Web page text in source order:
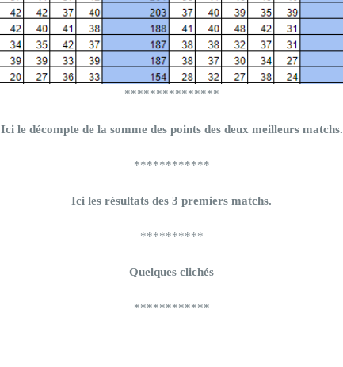
***************
Ici le décompte de la somme des points des deux meilleurs matchs.
************
Ici les résultats des 3 premiers matchs.
**********
Quelques clichés
************